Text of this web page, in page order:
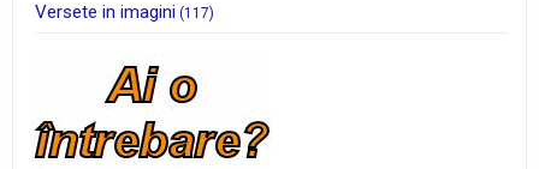
Versete in imagini (117)